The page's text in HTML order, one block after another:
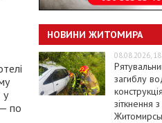
у
по
НОВИНИ ЖИТОМИРА
08.08.2026,
загиблу
зіткнення